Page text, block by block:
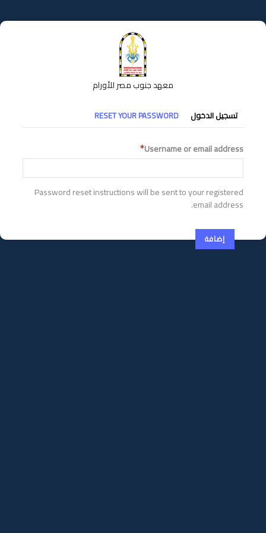
إلى
المحتوى
معهد جنوب مصر للأورام
التبويبات
الأساسية
تسجيل الدخول RESET YOUR PASSWORD
Username or email address
Password reset instructions will be sent to your registered
email address.